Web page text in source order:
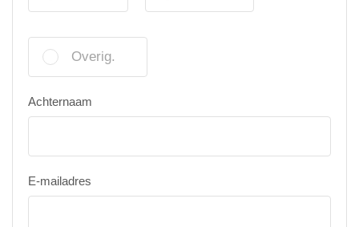
Overig.
Achternaam
E-mailadres